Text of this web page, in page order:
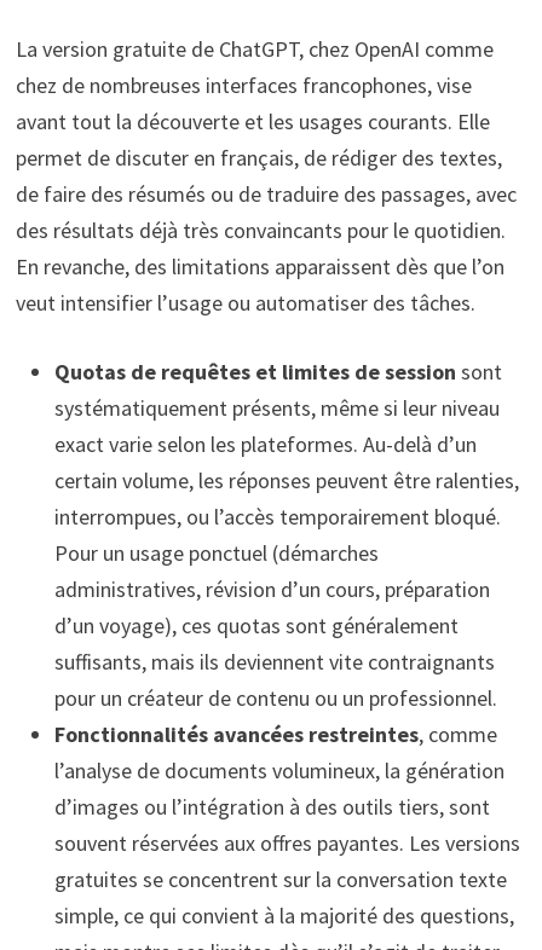
La version gratuite de ChatGPT, chez OpenAI comme
chez de nombreuses interfaces francophones, vise
avant tout la découverte et les usages courants. Elle
permet de discuter en français, de rédiger des textes,
de faire des résumés ou de traduire des passages, avec
des résultats déjà très convaincants pour le quotidien.
En revanche, des limitations apparaissent dès que l’on
veut intensifier l’usage ou automatiser des tâches.
Quotas de requêtes et limites de session sont
systématiquement présents, même si leur niveau
exact varie selon les plateformes. Au-delà d’un
certain volume, les réponses peuvent être ralenties,
interrompues, ou l’accès temporairement bloqué.
Pour un usage ponctuel (démarches
administratives, révision d’un cours, préparation
d’un voyage), ces quotas sont généralement
suffisants, mais ils deviennent vite contraignants
pour un créateur de contenu ou un professionnel.
Fonctionnalités avancées restreintes, comme
l’analyse de documents volumineux, la génération
d’images ou l’intégration à des outils tiers, sont
souvent réservées aux offres payantes. Les versions
gratuites se concentrent sur la conversation texte
simple, ce qui convient à la majorité des questions,